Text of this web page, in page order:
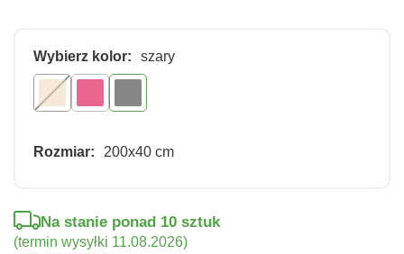
Wybierz kolor: szary
Rozmiar: 200x40 cm
Na stanie ponad 10 sztuk
(termin wysyłki 11.08.2026)